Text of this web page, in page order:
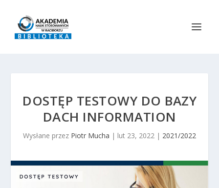
DOSTĘP TESTOWY DO BAZY
DACH INFORMATION
Wysłane przez Piotr Mucha | lut 23, 2022 | 2021/2022